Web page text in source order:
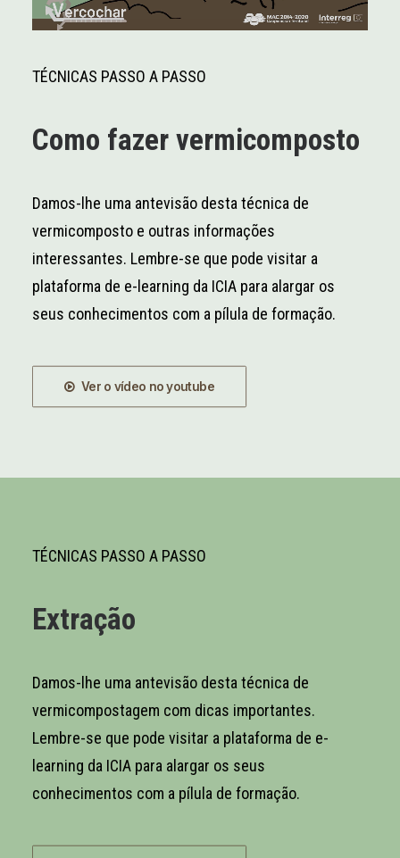
TÉCNICAS PASSO A PASSO
Como fazer vermicomposto
Damos- lhe uma antevisão desta técnica de
vermicomposto e outras informações
interessantes. Lembre-se que pode visitar a
plataforma de e-learning da ICIA para alargar os
seus conhecimentos com a pílula de formação.
Ver o vídeo no youtube
TÉCNICAS PASSO A PASSO
Extração
Damos- lhe uma antevisão desta técnica de
vermicompostagem com dicas importantes.
Lembre-se que pode visitar a plataforma de e-
learning da ICIA para alargar os seus
conhecimentos com a pílula de formação.